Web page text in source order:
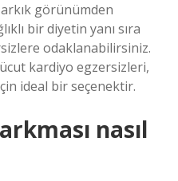
görünümden
bir diyetin yanı sıra
odaklanabilirsiniz.
kardiyo egzersizleri,
ideal bir seçenektir.
nasıl